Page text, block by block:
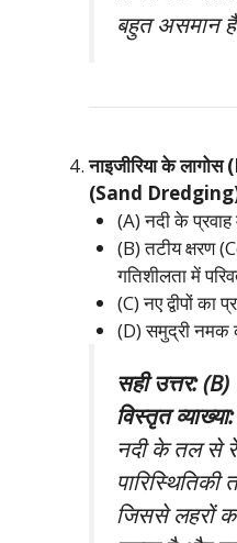
बहुत असमान
नाइजीरिया के
(Sand Dredging)
(A) नदी के प्रवाह
(B) तटीय क्षरण
गतिशीलता में
(C) नए द्वीपों का
(D) समुद्री नमक
सही उत्तर: (B)
विस्तृत व्याख्या:
नदी के तल से
जिससे लहरों